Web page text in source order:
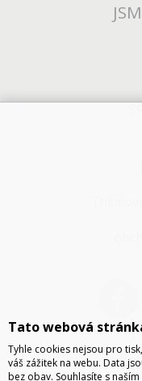
Tato webová
Tyhle cookies nejsou pro
váš zážitek na webu. Data
bez obav. Souhlasíte s